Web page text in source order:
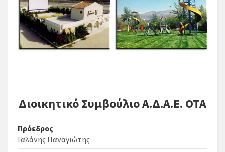
Διοικητικό Συμβούλιο Α.Δ.Α.Ε. ΟΤΑ
Πρόεδρος
Γαλάνης Παναγιώτης